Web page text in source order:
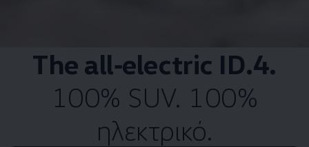
The all‑electric ID.4.
100% SUV. 100%
ηλεκτρικό.